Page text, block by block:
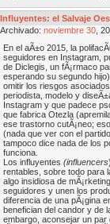
Influyentes: el Salvaje
Archivado: noviembre 30 ,
En el aÃ±o 2015, la
seguidores en Instagram,
de Diclegis, un fÃ¡rmaco
esperando su segundo
omitir los riesgos
periodista, modelo y
Instagram y que padece
que fabrica Otezla
ese trastorno cutÃ¡neo;
(nada que ver con el
tampoco dice nada de los
funciona.
Los influyentes (influencers
rentables, sobre todo para
algo insidiosa de
seguidores y unen los
diferencia de una pÃ¡gina
benefician del candor y de
embargo, aconsejar un